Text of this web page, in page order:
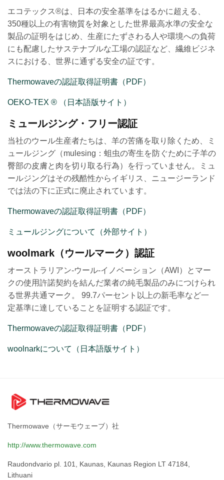
エコテックス®は、日本の安全基準をはるかに超える、
350種以上の有害物質を対象とした世界最高水準の安全な
製品の証明をはじめ、生産にたずさわる人や環境への負荷
にも配慮したサステナブルな工場の認証など、繊維ビジネ
スにおける、世界に通ずる安全の証です。
Thermowaveの認証取得証明書（PDF）
OEKO-TEX ® （日本語版サイト）
ミュールジング・フリー認証
当社のウール生産者たちは、羊の苦痛を取り除くため、ミ
ュールジング（mulesing：蛆虫の寄生を防ぐために子羊の
臀部の皮膚と肉を切り取る行為）を行っていません。ミュ
ールジングはその残酷性からイギリス、ニュージーランド
では法の下に正式に廃止されています。
Thermowaveの認証取得証明書（PDF）
ミュールジングについて（外部サイト）
woolmark（ウールマーク）認証
オーストラリアン‐ウール‐イノベーション（AWI）とマー
クの使用許諾契約を結んだ業者の純毛製品のみにつけられ
る世界共通マーク。 99.7パーセント以上の新毛率など一
定基準に達していることを証明する認証です。
Thermowaveの認証取得証明書（PDF）
woolnarkについて（日本語版サイト）
Thermowave（サーモウェーブ）社
http://www.thermowave.com
Raudondvario pl. 101, Kaunas, Kaunas Region LT 47184,
Lithuani